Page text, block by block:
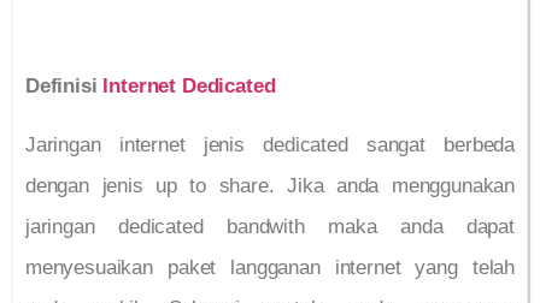
Definisi Internet Dedicated
Jaringan internet jenis dedicated sangat berbeda
dengan jenis up to share. Jika anda menggunakan
jaringan dedicated bandwith maka anda dapat
menyesuaikan paket langganan internet yang telah